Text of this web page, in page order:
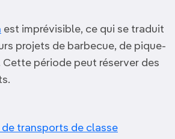
est imprévisible, ce qui se traduit
projets de barbecue, de pique-
période peut réserver des
de transports de classe